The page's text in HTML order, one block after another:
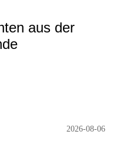
aus der
2026-08-06